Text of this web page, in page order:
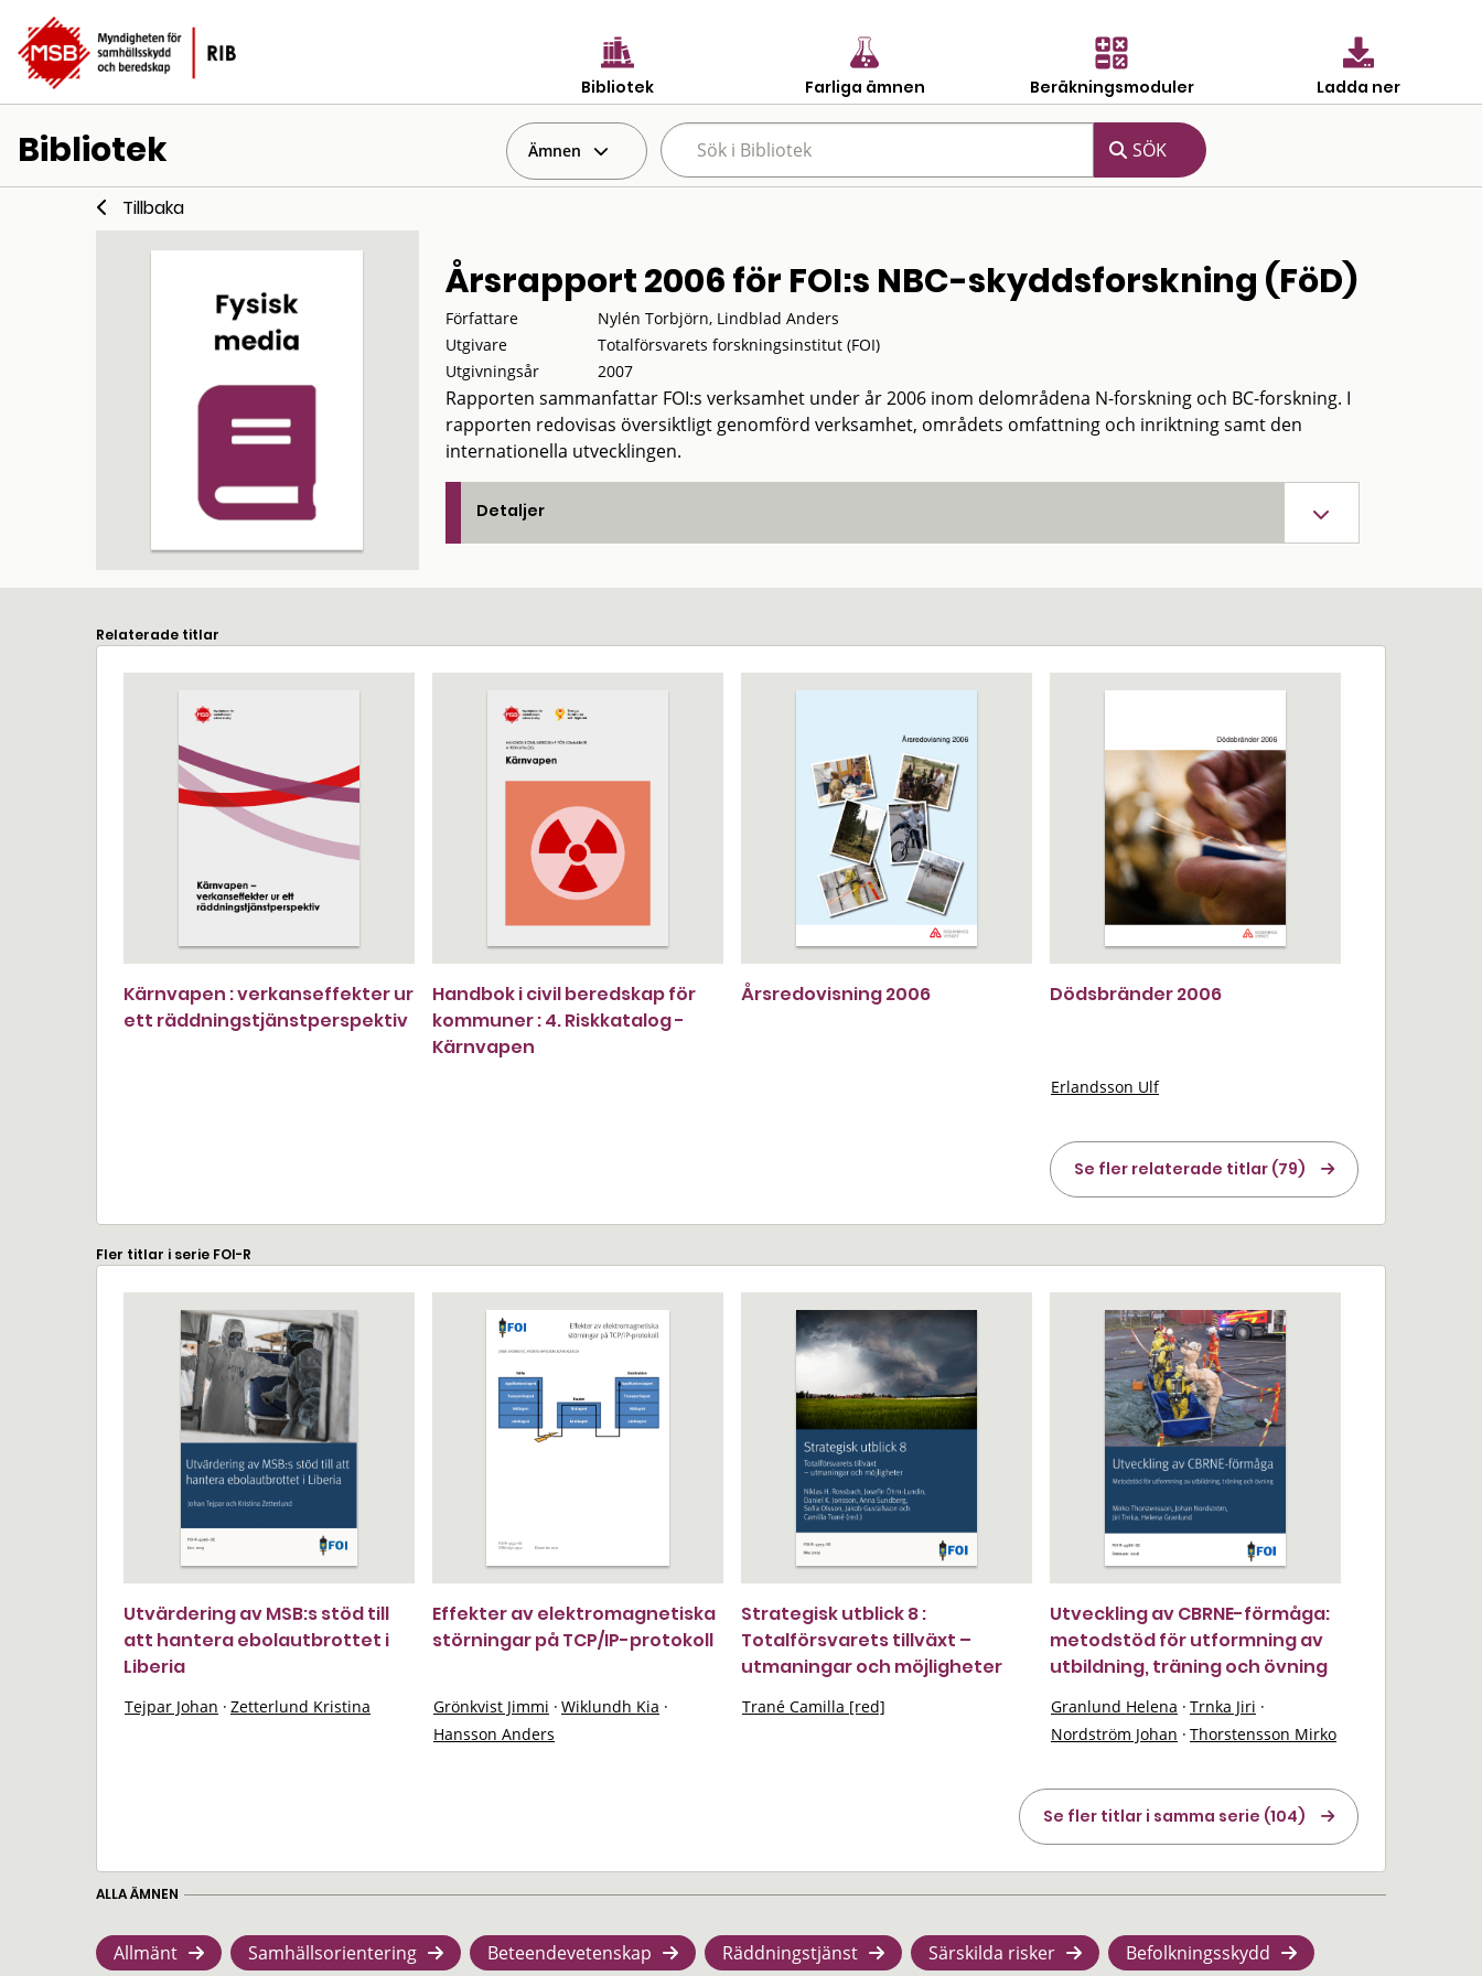
Bibliotek Farliga ämnen Beräkningsmoduler Ladda ner
Bibliotek Ämnen
Tillbaka
Årsrapport 2006 för FOI:s NBC-skyddsforskning (FöD)
Författare
Nylén Torbjörn, Lindblad Anders
Utgivare
Totalförsvarets forskningsinstitut (FOI)
Utgivningsår
2007
Rapporten sammanfattar FOI:s verksamhet under år 2006 inom delområdena N-forskning och BC-forskning. I
rapporten redovisas översiktligt genomförd verksamhet, områdets omfattning och inriktning samt den
internationella utvecklingen.
Detaljer
Relaterade titlar
Kärnvapen : verkanseffekter ur
ett räddningstjänstperspektiv
Handbok i civil beredskap för
kommuner : 4. Riskkatalog -
Kärnvapen
Årsredovisning 2006 Dödsbränder 2006
Erlandsson Ulf
Se fler relaterade titlar (79)
Fler titlar i serie FOI-R
Utvärdering av MSB:s stöd till
att hantera ebolautbrottet i
Liberia
Tejpar Johan · Zetterlund Kristina
Effekter av elektromagnetiska
störningar på TCP/IP-protokoll
Grönkvist Jimmi · Wiklundh Kia ·
Hansson Anders
Strategisk utblick 8 :
Totalförsvarets tillväxt –
utmaningar och möjligheter
Trané Camilla [red]
Utveckling av CBRNE-förmåga:
metodstöd för utformning av
utbildning, träning och övning
Granlund Helena · Trnka Jiri ·
Nordström Johan · Thorstensson Mirko
Se fler titlar i samma serie (104)
ALLA ÄMNEN
Allmänt Samhällsorientering Beteendevetenskap Räddningstjänst Särskilda risker Befolkningsskydd